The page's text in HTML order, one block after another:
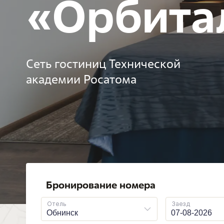
Сеть гостиниц Технической
академии Росатома
Бронирование номера